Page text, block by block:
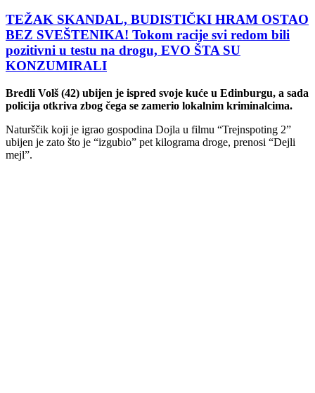
TEŽAK SKANDAL, BUDISTIČKI HRAM OSTAO
BEZ SVEŠTENIKA! Tokom racije svi redom bili
pozitivni u testu na drogu, EVO ŠTA SU
KONZUMIRALI
Bredli Volš (42) ubijen je ispred svoje kuće u Edinburgu, a sada
policija otkriva zbog čega se zamerio lokalnim kriminalcima.
Naturščik koji je igrao gospodina Dojla u filmu “Trejnspoting 2”
ubijen je zato što je “izgubio” pet kilograma droge, prenosi “Dejli
mejl”.